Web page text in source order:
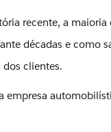
recente, a
décadas e como
dos clientes.
empresa